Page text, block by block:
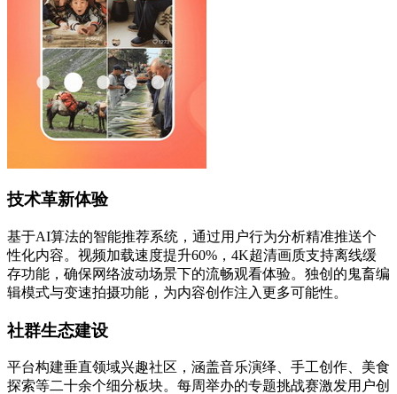
技术革新体验
基于AI算法的智能推荐系统，通过用户行为分析精准推送个
性化内容。视频加载速度提升60%，4K超清画质支持离线缓
存功能，确保网络波动场景下的流畅观看体验。独创的鬼畜编
辑模式与变速拍摄功能，为内容创作注入更多可能性。
社群生态建设
平台构建垂直领域兴趣社区，涵盖音乐演绎、手工创作、美食
探索等二十余个细分板块。每周举办的专题挑战赛激发用户创